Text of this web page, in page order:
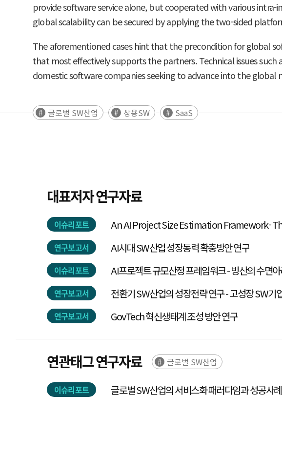
provide software service alone, but cooperated with various
global scalability can be secured by applying the two-sided
The aforementioned cases hint that the precondition for global
that most effectively supports the partners. Technical issues
domestic software companies seeking to advance into the global
글로벌 SW산업 상용SW SaaS
대표저자 연구자료
이슈리포트 An AI Project Size Estimation Framework-
연구보고서 AI시대 SW산업 성장동력 확충방안 연구
이슈리포트 AI프로젝트 규모산정 프레임워크 - 빙산의 수면
연구보고서 전환기 SW산업의 성장전략 연구 - 고성장 SW기
연구보고서 GovTech 혁신생태계 조성 방안 연구
연관태그 연구자료 글로벌 SW산업
이슈리포트 글로벌 SW산업의 서비스화 패러다임과 성공사례